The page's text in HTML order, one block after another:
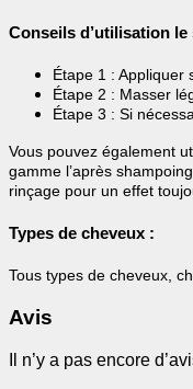
Conseils d’utilisation
Étape 1 : Appliquer
Étape 2 : Masser
Étape 3 : Si
Vous pouvez également
gamme l’après
rinçage pour un effet
Types de cheveux :
Tous types de cheveux,
Avis
Il n’y a pas encore